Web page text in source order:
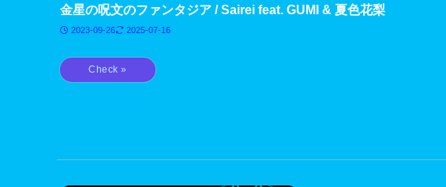
金星の呪文のファンタジア / Sairei feat. GUMI & 夏色花梨
2023-09-26 2025-07-16